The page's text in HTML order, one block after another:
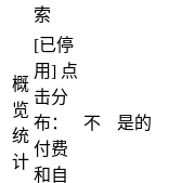
索
概
览
统
计
[已停
用] 点
击分
布：
付费
和自
不 是的